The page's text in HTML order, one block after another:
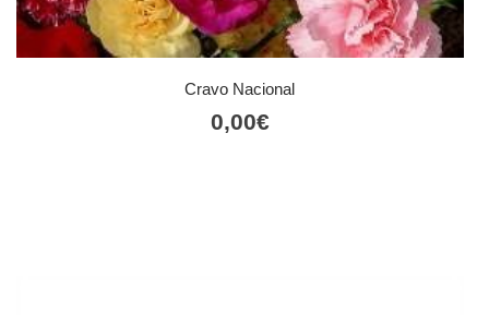
Cravo Nacional
0,00€